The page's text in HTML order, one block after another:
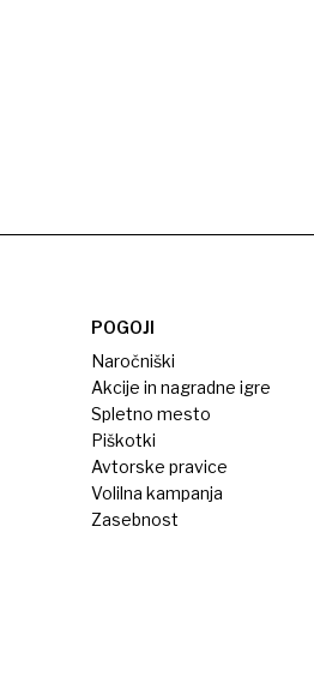
POGOJI
Naročniški
Akcije in nagradne igre
Spletno mesto
Piškotki
Avtorske pravice
Volilna kampanja
Zasebnost